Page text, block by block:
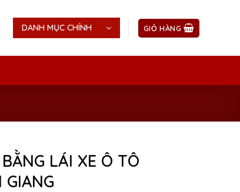
DANH MỤC CHÍNH GIỎ HÀNG
LÁI XE Ô TÔ